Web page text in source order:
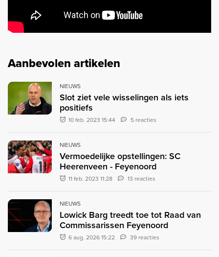
Aanbevolen artikelen
NIEUWS
Slot ziet vele wisselingen als iets
positiefs
10 feb. 2023 15:44 5 reacties
NIEUWS
Vermoedelijke opstellingen: SC
Heerenveen - Feyenoord
11 feb. 2023 11:28 13 reacties
NIEUWS
Lowick Barg treedt toe tot Raad van
Commissarissen Feyenoord
6 aug. 2026 15:22 39 reacties